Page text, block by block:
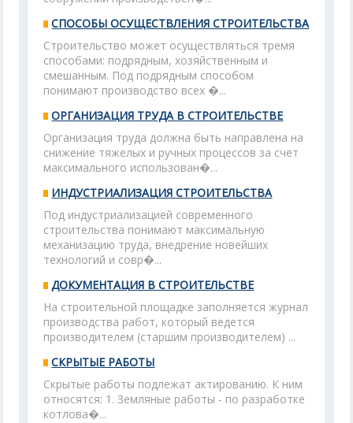
СПОСОБЫ ОСУЩЕСТВЛЕНИЯ СТРОИТЕЛЬСТВА
Строительство может осуществляться тремя
способами: подрядным, хозяйственным и
смешанным. Под подрядным способом
понимают производство всех �...
ОРГАНИЗАЦИЯ ТРУДА В СТРОИТЕЛЬСТВЕ
Организация труда должна быть направлена на
снижение тяжелых и ручных процессов за счет
максимального использован�...
ИНДУСТРИАЛИЗАЦИЯ СТРОИТЕЛЬСТВА
Под индустриализацией современного
строительства понимают максимальную
механизацию труда, внедрение новейших
технологий и совр�...
ДОКУМЕНТАЦИЯ В СТРОИТЕЛЬСТВЕ
На строительной площадке заполняется журнал
производства работ, который ведется
производителем (старшим производителем) ...
СКРЫТЫЕ РАБОТЫ
Скрытые работы подлежат актированию. К ним
относятся: 1. Земляные работы - по разработке
котлова�...